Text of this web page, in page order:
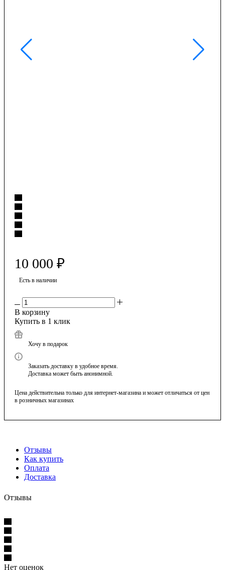
10 000 ₽
Есть в наличии
В корзину
Купить в 1 клик
Хочу в подарок
Заказать доставку в удобное время.
Доставка может быть анонимной.
Цена действительна только для интернет-магазина и может отличаться от цен
в розничных магазинах
Отзывы
Как купить
Оплата
Доставка
Отзывы
Нет оценок